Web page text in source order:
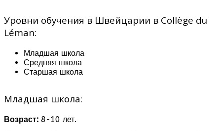
Уровни обучения в Швейцарии в Collège du
Léman:
Младшая школа
Средняя школа
Старшая школа
Младшая школа:
Возраст: 8-10 лет.